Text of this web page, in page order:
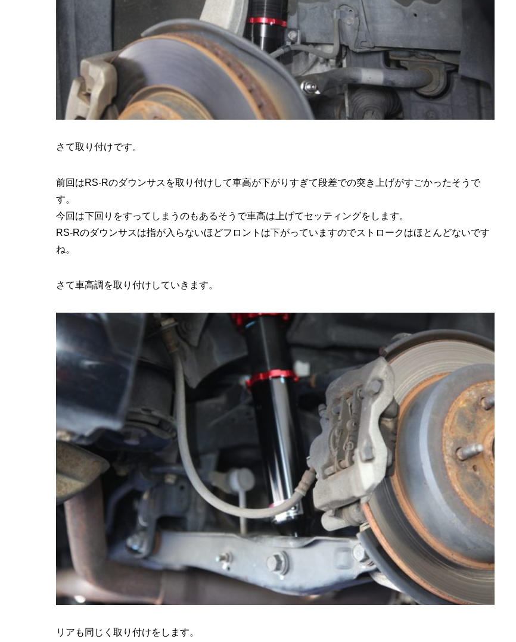
さて取り付けです。
前回はRS-Rのダウンサスを取り付けして車高が下がりすぎて段差での突き上げがすごかったそうで
す。
今回は下回りをすってしまうのもあるそうで車高は上げてセッティングをします。
RS-Rのダウンサスは指が入らないほどフロントは下がっていますのでストロークはほとんどないです
ね。
さて車高調を取り付けしていきます。
リアも同じく取り付けをします。